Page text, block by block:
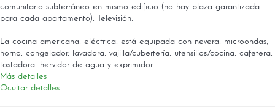
comunitario subterráneo en mismo edificio (no hay plaza garantizada
para cada apartamento), Televisión.
La cocina americana, eléctrica, está equipada con nevera, microondas,
horno, congelador, lavadora, vajilla/cubertería, utensilios/cocina, cafetera,
tostadora, hervidor de agua y exprimidor.
Más detalles
Ocultar detalles